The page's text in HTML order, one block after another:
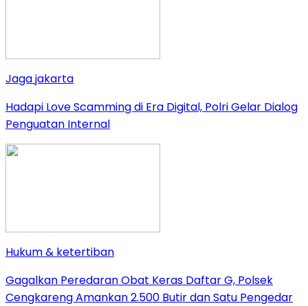
Jaga jakarta
Hadapi Love Scamming di Era Digital, Polri Gelar Dialog
Penguatan Internal
Hukum & ketertiban
Gagalkan Peredaran Obat Keras Daftar G, Polsek
Cengkareng Amankan 2.500 Butir dan Satu Pengedar